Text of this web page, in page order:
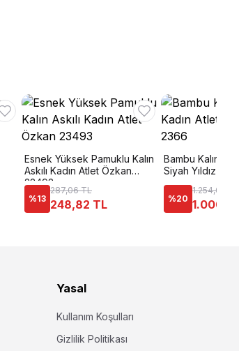
Esnek Yüksek Pamuklu Kalın
Askılı Kadın Atlet Özkan
23493
%13
287,06 TL
248,82 TL
Bambu Kalın
Siyah Yıldız
%20
1.254,00 TL
Yasal
Kullanım Koşulları
Gizlilik Politikası